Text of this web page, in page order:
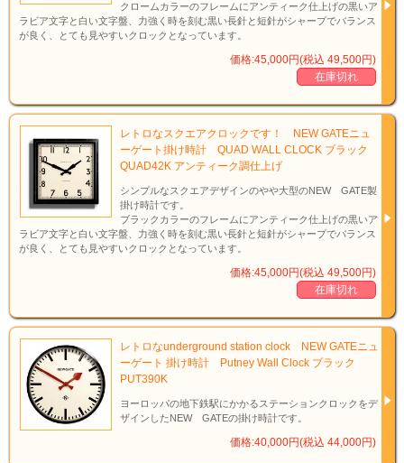
クロームカラーのフレームにアンティーク仕上げの黒いア
ラビア文字と白い文字盤、力強く時を刻む黒い長針と短針がシャープでバランス
が良く、とても見やすいクロックとなっています。
価格:45,000円(税込 49,500円)
在庫切れ
レトロなスクエアクロックです！ NEW GATEニュ
ーゲート掛け時計 QUAD WALL CLOCK ブラック
QUAD42K アンティーク調仕上げ
シンプルなスクエアデザインのやや大型のNEW GATE製
掛け時計です。
ブラックカラーのフレームにアンティーク仕上げの黒いア
ラビア文字と白い文字盤、力強く時を刻む黒い長針と短針がシャープでバランス
が良く、とても見やすいクロックとなっています。
価格:45,000円(税込 49,500円)
在庫切れ
レトロなunderground station clock NEW GATEニュ
ーゲート 掛け時計 Putney Wall Clock ブラック
PUT390K
ヨーロッパの地下鉄駅にかかるステーションクロックをデ
ザインしたNEW GATEの掛け時計です。
価格:40,000円(税込 44,000円)